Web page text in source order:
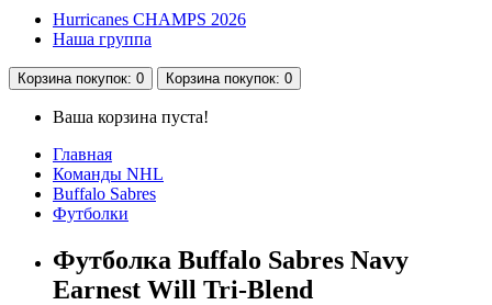
Hurricanes CHAMPS 2026
Наша группа
Корзина покупок: 0 Корзина покупок: 0
Ваша корзина пуста!
Главная
Команды NHL
Buffalo Sabres
Футболки
Футболка Buffalo Sabres Navy
Earnest Will Tri-Blend